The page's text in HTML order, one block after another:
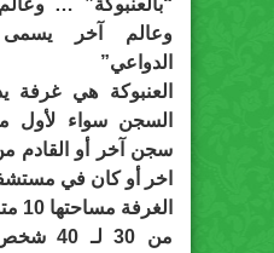
“بالعنبوكة” …
وعالم آخر يسمى
الدواعي”
العنبوكة هي
السجن سواء لأول
سجن آخر أو القادم
اخر أو كان في
من 30